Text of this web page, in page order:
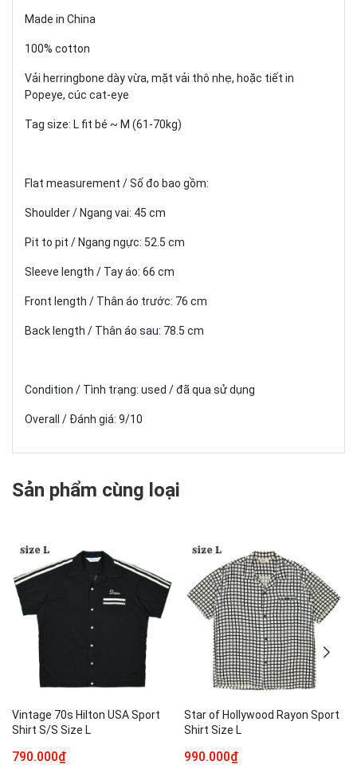
Made in China
100% cotton
Vải herringbone dày vừa, mặt vải thô nhẹ, hoặc tiết in
Popeye, cúc cat-eye
Tag size: L fit bé ~ M (61-70kg)
Flat measurement / Số đo bao gồm:
Shoulder / Ngang vai: 45 cm
Pit to pit / Ngang ngực: 52.5 cm
Sleeve length / Tay áo: 66 cm
Front length / Thân áo trước: 76 cm
Back length / Thân áo sau: 78.5 cm
Condition / Tình trạng: used / đã qua sử dụng
Overall / Đánh giá: 9/10
Sản phẩm cùng loại
Vintage 70s Hilton USA Sport
Shirt S/S Size L
790.000₫
Star of Hollywood Rayon Sport
Shirt Size L
990.000₫